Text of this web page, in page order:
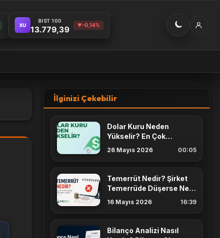
XU
BIST 100
13.779,39 ▼-0,14%
İlginizi Çekebilir
Dolar Kuru Neden
Yükselir? En Çok
Etkileyen 7 Faktör
26 Mayıs 2026 00:05
Temerrüt Nedir? Şirket
Temerrüde Düşerse Ne
Olur? Kupon ve İtfa
Rehberi
16 Mayıs 2026 16:39
Bilanço Analizi Nasıl